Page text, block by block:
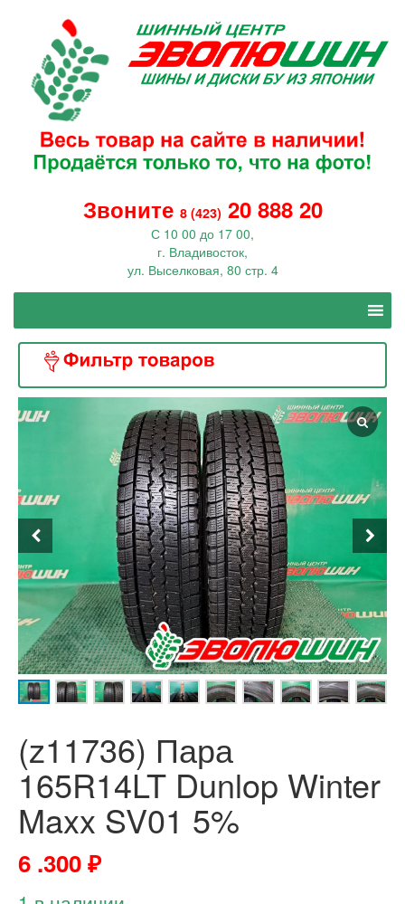
Звоните 8 (423) 20 888 20
С 10 00 до 17 00,
г. Владивосток,
ул. Выселковая, 80 стр. 4
(z11736) Пара
165R14LT Dunlop Winter
Maxx SV01 5%
6 .300₽